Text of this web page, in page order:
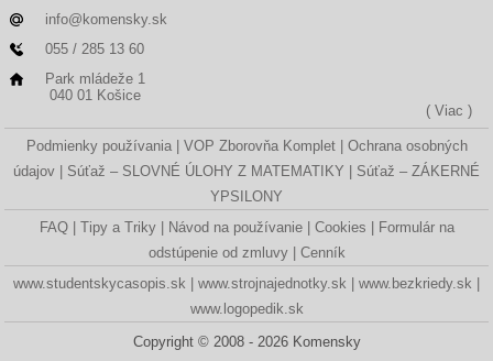
info@komensky.sk
055 / 285 13 60
Park mládeže 1
040 01 Košice
( Viac )
Podmienky používania VOP Zborovňa Komplet
Ochrana osobných
údajov
Súťaž – SLOVNÉ ÚLOHY Z MATEMATIKY
Súťaž – ZÁKERNÉ
YPSILONY
FAQ
Tipy a Triky Návod na používanie Cookies
Formulár na
odstúpenie od zmluvy
Cenník
www.studentskycasopis.sk
www.strojnajednotky.sk
www.bezkriedy.sk
www.logopedik.sk
Copyright © 2008 - 2026 Komensky